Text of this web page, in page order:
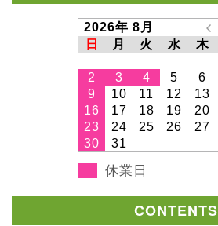
2026年 8月
日
月 火 水 木
2
3 4 5 6
9
10 11 12 13
16
17 18 19 20
23
24 25 26 27
30
31
休業日
CONTENTS